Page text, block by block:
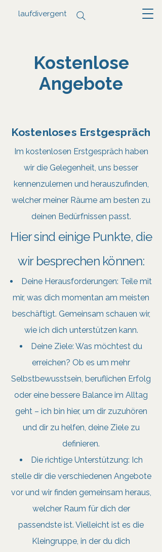
laufdivergent
Kostenlose
Angebote
Kostenloses Erstgespräch
Im kostenlosen Erstgespräch haben
wir die Gelegenheit, uns besser
kennenzulernen und herauszufinden,
welcher meiner Räume am besten zu
deinen Bedürfnissen passt.
Hier sind einige Punkte, die
wir besprechen können:
Deine Herausforderungen: Teile mit
mir, was dich momentan am meisten
beschäftigt. Gemeinsam schauen wir,
wie ich dich unterstützen kann.
Deine Ziele: Was möchtest du
erreichen? Ob es um mehr
Selbstbewusstsein, beruflichen Erfolg
oder eine bessere Balance im Alltag
geht – ich bin hier, um dir zuzuhören
und dir zu helfen, deine Ziele zu
definieren.
Die richtige Unterstützung: Ich
stelle dir die verschiedenen Angebote
vor und wir finden gemeinsam heraus,
welcher Raum für dich der
passendste ist. Vielleicht ist es die
Kleingruppe, in der du dich